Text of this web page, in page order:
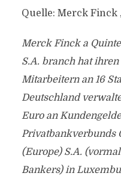
Quelle: Merck Finck
Merck Finck a
S.A. branch hat
Mitarbeitern an 16
Deutschland
Euro an
Privatbankverbunds
(Europe) S.A.
Bankers) in